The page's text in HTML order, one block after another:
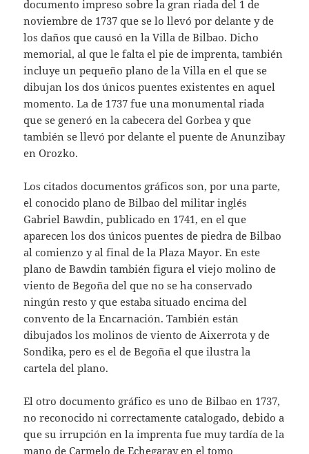
documento impreso sobre la gran riada del 1 de
noviembre de 1737 que se lo llevó por delante y de
los daños que causó en la Villa de Bilbao. Dicho
memorial, al que le falta el pie de imprenta, también
incluye un pequeño plano de la Villa en el que se
dibujan los dos únicos puentes existentes en aquel
momento. La de 1737 fue una monumental riada
que se generó en la cabecera del Gorbea y que
también se llevó por delante el puente de Anunzibay
en Orozko.
Los citados documentos gráficos son, por una parte,
el conocido plano de Bilbao del militar inglés
Gabriel Bawdin, publicado en 1741, en el que
aparecen los dos únicos puentes de piedra de Bilbao
al comienzo y al final de la Plaza Mayor. En este
plano de Bawdin también figura el viejo molino de
viento de Begoña del que no se ha conservado
ningún resto y que estaba situado encima del
convento de la Encarnación. También están
dibujados los molinos de viento de Aixerrota y de
Sondika, pero es el de Begoña el que ilustra la
cartela del plano.
El otro documento gráfico es uno de Bilbao en 1737,
no reconocido ni correctamente catalogado, debido a
que su irrupción en la imprenta fue muy tardía de la
mano de Carmelo de Echegaray en el tomo